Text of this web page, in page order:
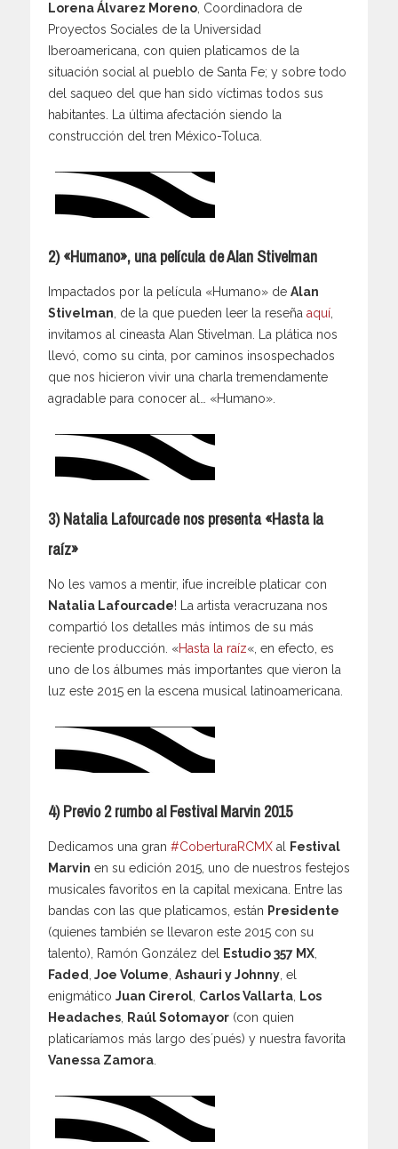
Lorena Álvarez Moreno , Coordinadora de
Proyectos Sociales de la Universidad
Iberoamericana, con quien platicamos de la
situación social al pueblo de Santa Fe; y sobre todo
del saqueo del que han sido víctimas todos sus
habitantes. La última afectación siendo la
construcción del tren México-Toluca.
2) «Humano», una película de Alan Stivelman
Impactados por la película «Humano» de Alan
Stivelman , de la que pueden leer la reseña aquí
invitamos al cineasta Alan Stivelman. La plática nos
llevó, como su cinta, por caminos insospechados
que nos hicieron vivir una charla tremendamente
agradable para conocer al… «Humano».
3) Natalia Lafourcade nos presenta «Hasta la
raíz»
No les vamos a mentir, ¡fue increíble platicar con
Natalia Lafourcade! La artista veracruzana nos
compartió los detalles más íntimos de su más
reciente producción. «Hasta la raíz«, en efecto, es
uno de los álbumes más importantes que vieron la
luz este 2015 en la escena musical latinoamericana.
4) Previo 2 rumbo al Festival Marvin 2015
Dedicamos una gran #CoberturaRCMX al
Festival
Marvin en su edición 2015, uno de nuestros festejos
musicales favoritos en la capital mexicana. Entre las
bandas con las que platicamos, están Presidente
(quienes también se llevaron este 2015 con su
talento), Ramón González del
Estudio 357 MX
Faded Joe Volume Ashauri y Johnny , el
enigmático Juan Cirerol Carlos Vallarta
Los
Headaches
Raúl Sotomayor (con quien
platicaríamos más largo des´pués) y nuestra favorita
Vanessa Zamora